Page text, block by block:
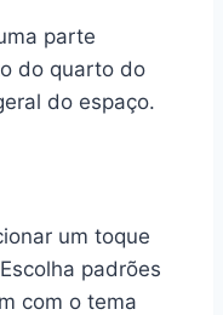
parte
do quarto do
do espaço.
um toque
padrões
com o tema